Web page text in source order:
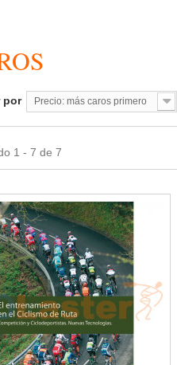
por Precio: más caros primero
1 - 7 de 7